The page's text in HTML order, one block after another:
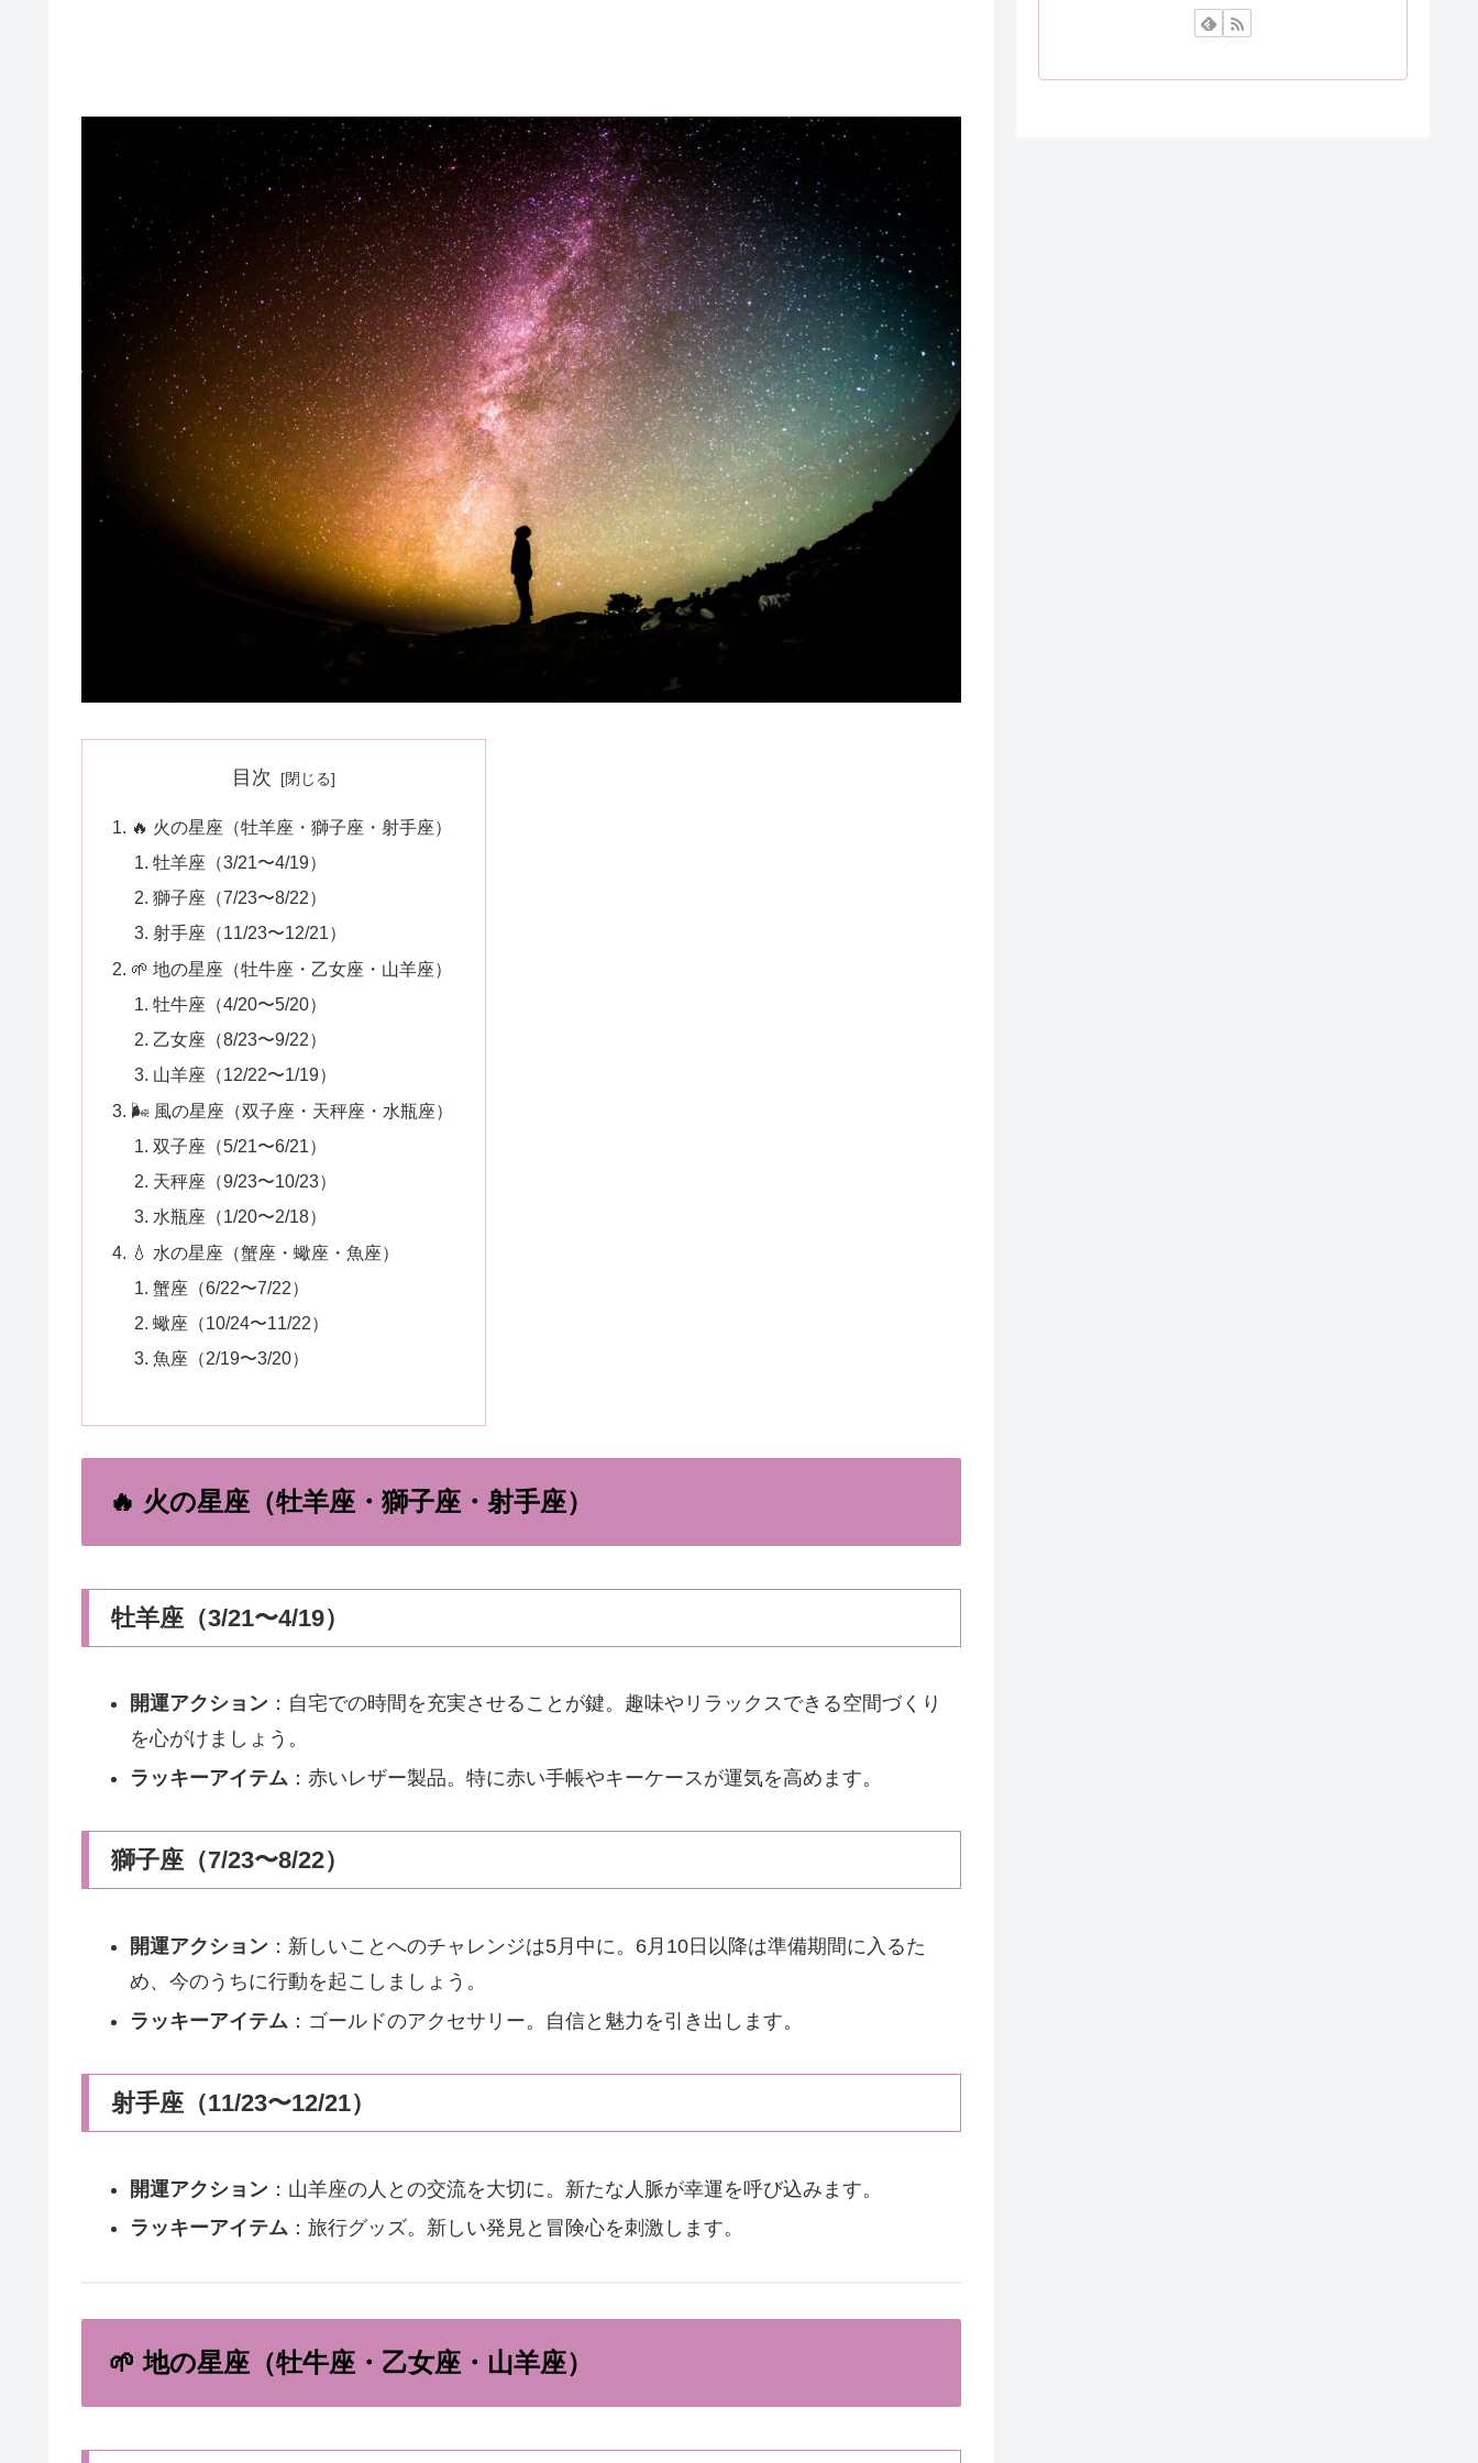
目次
🔥 火の星座（牡羊座・獅子座・射手座）
牡羊座（3/21〜4/19）
獅子座（7/23〜8/22）
射手座（11/23〜12/21）
🌱 地の星座（牡牛座・乙女座・山羊座）
牡牛座（4/20〜5/20）
乙女座（8/23〜9/22）
山羊座（12/22〜1/19）
🌬 風の星座（双子座・天秤座・水瓶座）
双子座（5/21〜6/21）
天秤座（9/23〜10/23）
水瓶座（1/20〜2/18）
💧 水の星座（蟹座・蠍座・魚座）
蟹座（6/22〜7/22）
蠍座（10/24〜11/22）
魚座（2/19〜3/20）
🔥 火の星座（牡羊座・獅子座・射手座）
牡羊座（3/21〜4/19）
開運アクション：自宅での時間を充実させることが鍵。趣味やリラックスできる空間づくり
を心がけましょう。
ラッキーアイテム：赤いレザー製品。特に赤い手帳やキーケースが運気を高めます。
獅子座（7/23〜8/22）
開運アクション：新しいことへのチャレンジは5月中に。6月10日以降は準備期間に入るた
め、今のうちに行動を起こしましょう。
ラッキーアイテム ：ゴールドのアクセサリー。自信と魅力を引き出します。
射手座（11/23〜12/21）
開運アクション：山羊座の人との交流を大切に。新たな人脈が幸運を呼び込みます。
ラッキーアイテム：旅行グッズ。新しい発見と冒険心を刺激します。
🌱 地の星座（牡牛座・乙女座・山羊座）